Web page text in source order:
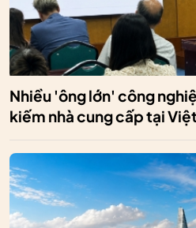
Nhiều 'ông lớn' công
kiếm nhà cung cấp tại